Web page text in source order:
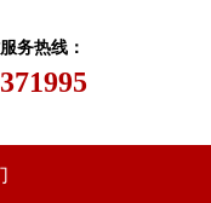
务热线：